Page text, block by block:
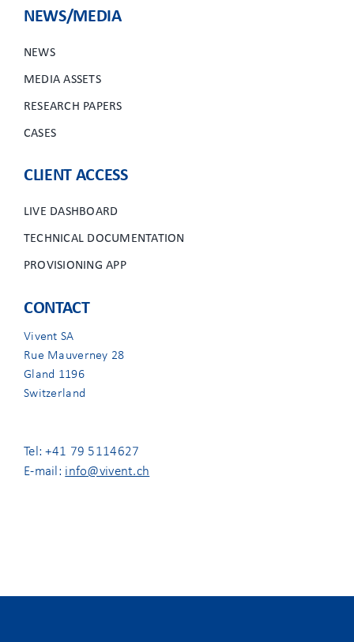
NEWS/MEDIA
NEWS
MEDIA ASSETS
RESEARCH PAPERS
CASES
CLIENT ACCESS
LIVE DASHBOARD
TECHNICAL DOCUMENTATION
PROVISIONING APP
CONTACT
Vivent SA
Rue Mauverney 28
Gland 1196
Switzerland
Tel: +41 79 5114627
E-mail: info@vivent.ch